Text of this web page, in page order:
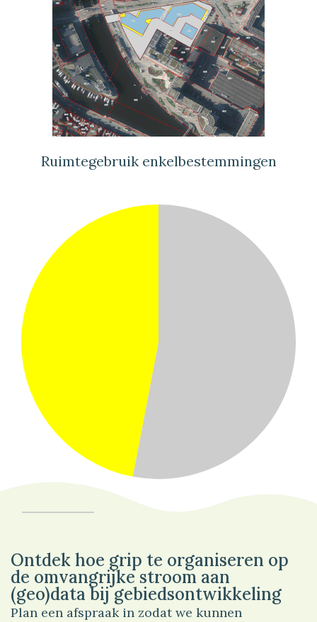
Ruimtegebruik enkelbestemmingen
Ontdek hoe grip te organiseren op
de omvangrijke stroom aan
(geo)data bij gebiedsontwikkeling
Plan een afspraak in zodat we kunnen